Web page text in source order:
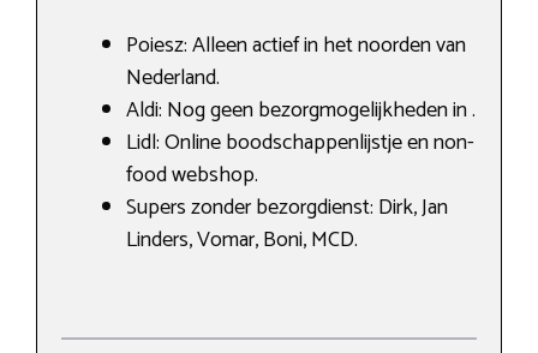
Poiesz: Alleen actief in het noorden van
Nederland.
Aldi: Nog geen bezorgmogelijkheden in .
Lidl: Online boodschappenlijstje en non-
food webshop.
Supers zonder bezorgdienst: Dirk, Jan
Linders, Vomar, Boni, MCD.